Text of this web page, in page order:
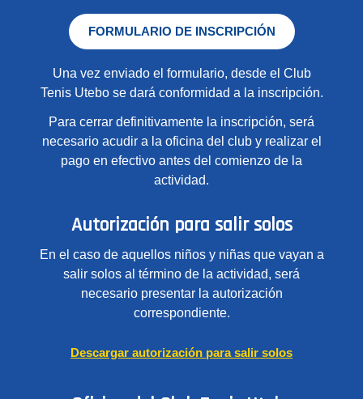
FORMULARIO DE INSCRIPCIÓN
Una vez enviado el formulario, desde el Club
Tenis Utebo se dará conformidad a la inscripción.
Para cerrar definitivamente la inscripción, será
necesario acudir a la oficina del club y realizar el
pago en efectivo antes del comienzo de la
actividad.
Autorización para salir solos
En el caso de aquellos niños y niñas que vayan a
salir solos al término de la actividad, será
necesario presentar la autorización
correspondiente.
Descargar autorización para salir solos